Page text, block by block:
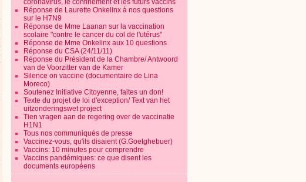
coronavirus, le confinement et les futurs vaccins
Réponse de Laurette Onkelinx à nos questions
sur le H7N9
Réponse de Mme Laanan sur la vaccination
scolaire "contre le cancer du col de l'utérus"
Réponse de Mme Onkelinx aux 10 questions
Réponse du CSA (24/11/11)
Réponse du Président de la Chambre/ Antwoord
van de Voorzitter van de Kamer
Silence on vaccine (documentaire de Lina
Moreco)
Soutenez Initiative Citoyenne, faites un don!
Texte du projet de loi d'exception/ Text van het
uitzonderingswet project
Tien vragen aan de regering over de vaccinatie
H1N1
Tous nos communiqués de presse
Vaccinez-vous, qu'ils disaient (G.Goetghebuer)
Vaccins: 10 minutes pour comprendre
Vaccins pandémiques: ce que disent les
documents européens